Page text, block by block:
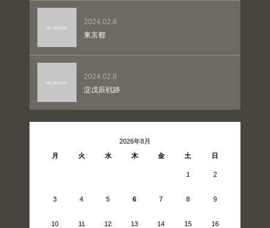
2024.02.8
東京都
2024.02.8
淀戊辰戦跡
2026年8月
月
火 水 木 金 土 日
1 2
3 4 5 6 7 8 9
10 11 12 13 14 15 16